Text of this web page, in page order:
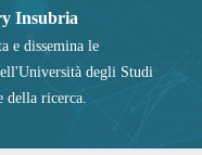
Insubria
e dissemina le
degli Studi
della ricerca.